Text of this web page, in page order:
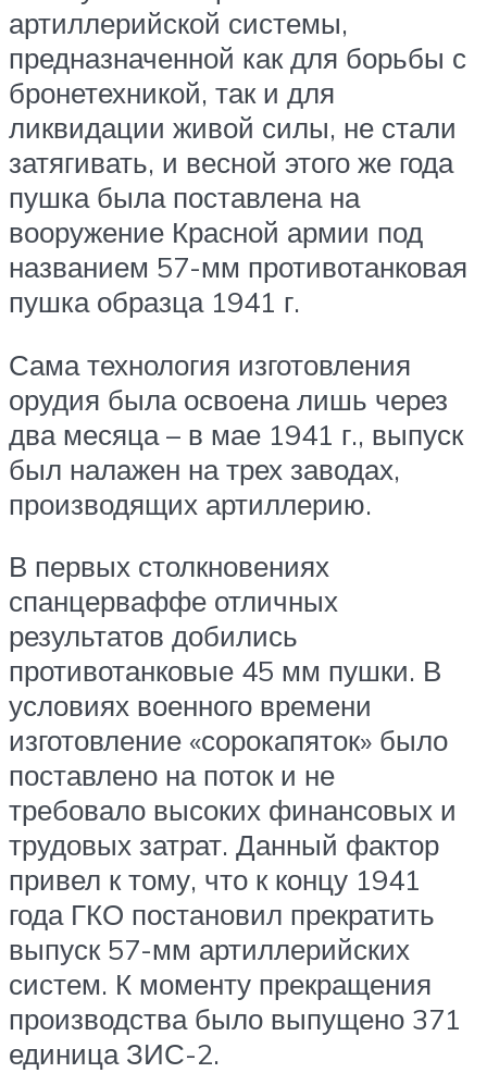
артиллерийской системы,
предназначенной как для борьбы с
бронетехникой, так и для
ликвидации живой силы, не стали
затягивать, и весной этого же года
пушка была поставлена на
вооружение Красной армии под
названием 57-мм противотанковая
пушка образца 1941 г.
Сама технология изготовления
орудия была освоена лишь через
два месяца – в мае 1941 г., выпуск
был налажен на трех заводах,
производящих артиллерию.
В первых столкновениях
спанцерваффе отличных
результатов добились
противотанковые 45 мм пушки. В
условиях военного времени
изготовление «сорокапяток» было
поставлено на поток и не
требовало высоких финансовых и
трудовых затрат. Данный фактор
привел к тому, что к концу 1941
года ГКО постановил прекратить
выпуск 57-мм артиллерийских
систем. К моменту прекращения
производства было выпущено 371
единица ЗИС-2.